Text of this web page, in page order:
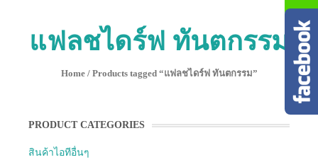
แฟลชไดร์ฟ ทันตกรรม
Home/ Products tagged “แฟลชไดร์ฟ ทันตกรรม”
PRODUCT CATEGORIES
สินค้าไอทีอื่นๆ